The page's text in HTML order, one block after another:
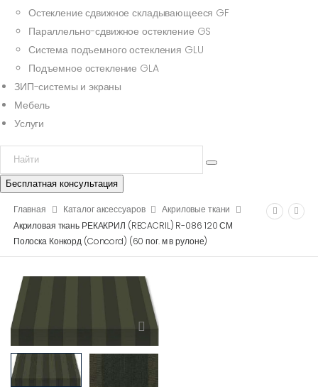
Остекление сдвижное складывающееся GF
Параллельно-сдвижное остекление GS
Система подъемного остекления GLU
Подъемное остекление GLA
ЗИП-системы и экраны
Мебель
Услуги
Бесплатная консультация
Главная Каталог аксессуаров
Акриловые ткани
Акриловая ткань РЕКАКРИЛ (RECACRIL) R-086 120 СМ
Полоска Конкорд (Concord) (60 пог. м в рулоне)